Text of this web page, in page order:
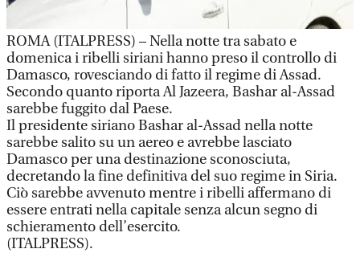
ROMA (ITALPRESS) – Nella notte tra sabato e
domenica i ribelli siriani hanno preso il controllo di
Damasco, rovesciando di fatto il regime di Assad.
Secondo quanto riporta Al Jazeera, Bashar al-Assad
sarebbe fuggito dal Paese.
Il presidente siriano Bashar al-Assad nella notte
sarebbe salito su un aereo e avrebbe lasciato
Damasco per una destinazione sconosciuta,
decretando la fine definitiva del suo regime in Siria.
Ciò sarebbe avvenuto mentre i ribelli affermano di
essere entrati nella capitale senza alcun segno di
schieramento dell’esercito.
(ITALPRESS).